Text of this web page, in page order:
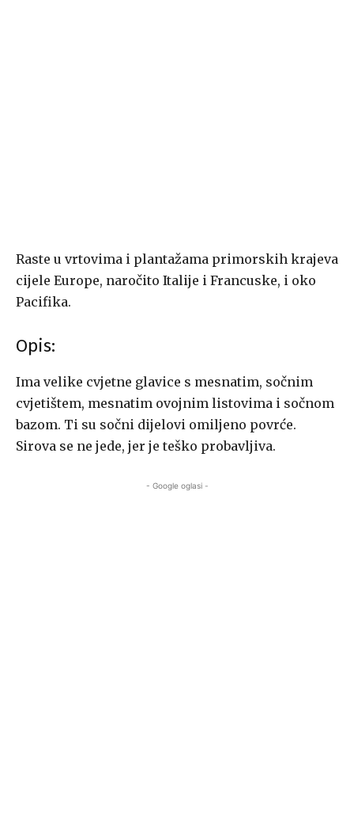
Raste u vrtovima i plantažama primorskih krajeva
cijele Europe, naročito Italije i Francuske, i oko
Pacifika.
Opis:
Ima velike cvjetne glavice s mesnatim, sočnim
cvjetištem, mesnatim ovojnim listovima i sočnom
bazom. Ti su sočni dijelovi omiljeno povrće.
Sirova se ne jede, jer je teško probavljiva.
- Google oglasi -